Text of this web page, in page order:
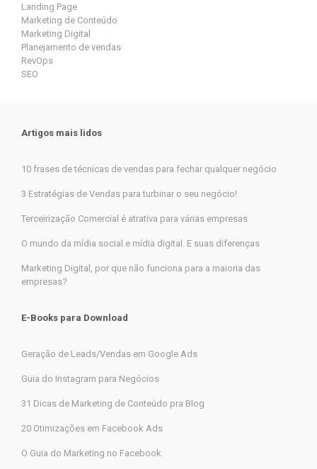
Landing Page
Marketing de Conteúdo
Marketing Digital
Planejamento de vendas
RevOps
SEO
Artigos mais lidos
10 frases de técnicas de vendas para fechar qualquer negócio
3 Estratégias de Vendas para turbinar o seu negócio!
Terceirização Comercial é atrativa para várias empresas
O mundo da mídia social e mídia digital. E suas diferenças
Marketing Digital, por que não funciona para a maioria das
empresas?
E-Books para Download
Geração de Leads/Vendas em Google Ads
Guia do Instagram para Negócios
31 Dicas de Marketing de Conteúdo pra Blog
20 Otimizações em Facebook Ads
O Guia do Marketing no Facebook